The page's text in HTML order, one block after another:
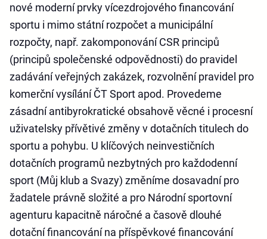
nové moderní prvky vícezdrojového financování
sportu i mimo státní rozpočet a municipální
rozpočty, např. zakomponování CSR principů
(principů společenské odpovědnosti) do pravidel
zadávání veřejných zakázek, rozvolnění pravidel pro
komerční vysílání ČT Sport apod. Provedeme
zásadní antibyrokratické obsahově věcné i procesní
uživatelsky přívětivé změny v dotačních titulech do
sportu a pohybu. U klíčových neinvestičních
dotačních programů nezbytných pro každodenní
sport (Můj klub a Svazy) změníme dosavadní pro
žadatele právně složité a pro Národní sportovní
agenturu kapacitně náročné a časově dlouhé
dotační financování na příspěvkové financování